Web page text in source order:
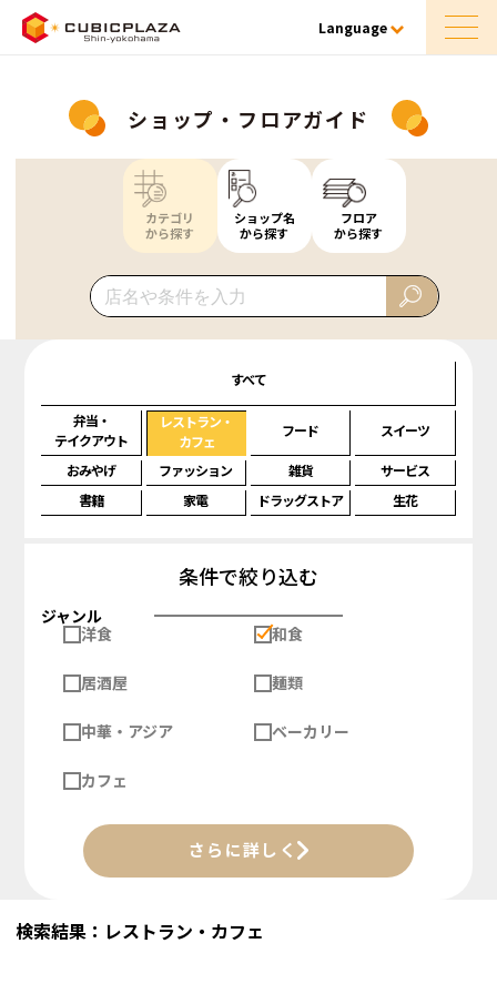
Language
ショップ・フロアガイド
カテゴリ
から探す
ショップ名
から探す
フロア
から探す
すべて
弁当・
テイクアウト
レストラン・
カフェ
フード スイーツ
おみやげ ファッション 雑貨
サービス
書籍
家電 ドラッグストア 生花
条件で絞り込む
ジャンル
洋食
和食
居酒屋 麺類
中華・アジア ベーカリー
カフェ
さらに詳しく
検索結果：レストラン・カフェ